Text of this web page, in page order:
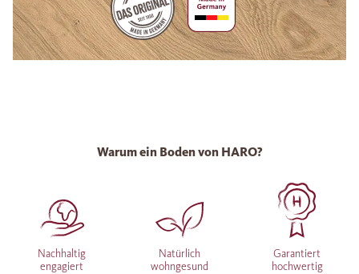
Warum ein Boden von HARO?
Nachhaltig
engagiert
Natürlich
wohngesund
Garantiert
hochwertig